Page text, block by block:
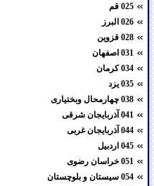
025 قم
026 البرز
028 قزوین
031 اصفهان
034 کرمان
035 یزد
038 چهارمحال وبختیاری
041 آذربایجان شرقی
044 آذربایجان غربی
045 اردبیل
051 خراسان رضوی
054 سیستان و بلوچستان